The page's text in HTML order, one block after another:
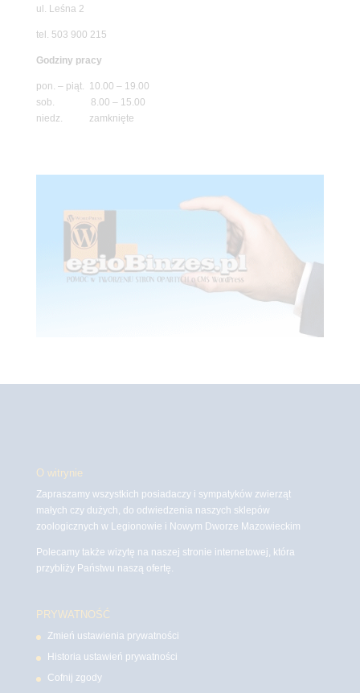
ul. Leśna 2
tel. 503 900 215
Godziny pracy
pon. – piąt. 10.00 – 19.00
sob. 8.00 – 15.00
niedz. zamknięte
O witrynie
Zapraszamy wszystkich posiadaczy i sympatyków zwierząt
małych czy dużych, do odwiedzenia naszych sklepów
zoologicznych w Legionowie i Nowym Dworze Mazowieckim
Polecamy także wizytę na naszej stronie internetowej, która
przybliży Państwu naszą ofertę.
PRYWATNOŚĆ
Zmień ustawienia prywatności
Historia ustawień prywatności
Cofnij zgody